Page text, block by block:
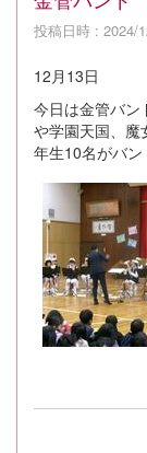
投稿日時 : 2024/
12月13日
今日は金管バン
や学園天国、魔
年生10名がバン